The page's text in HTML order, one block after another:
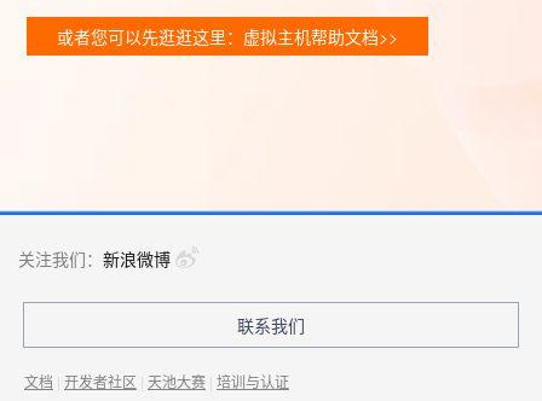
或者您可以先逛逛这里：虚拟主机帮助文档>>